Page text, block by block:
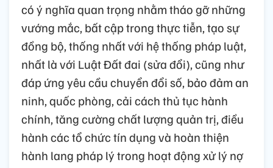
có ý nghĩa quan trọng nhằm tháo gỡ những
vướng mắc, bất cập trong thực tiễn, tạo sự
đồng bộ, thống nhất với hệ thống pháp luật,
nhất là với Luật Đất đai (sửa đổi), cũng như
đáp ứng yêu cầu chuyển đổi số, bảo đảm an
ninh, quốc phòng, cải cách thủ tục hành
chính, tăng cường chất lượng quản trị, điều
hành các tổ chức tín dụng và hoàn thiện
hành lang pháp lý trong hoạt động xử lý nợ